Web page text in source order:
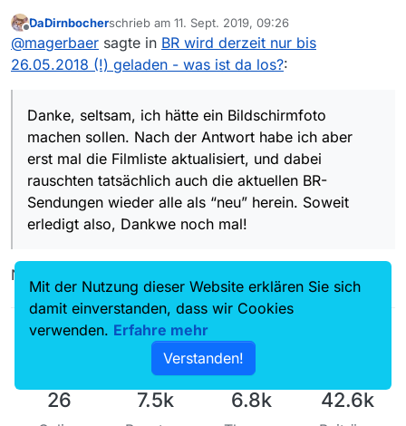
erst mal die Filmliste aktualisiert, und dabei
rauschten tatsächlich auch die aktuellen BR-
Sendungen wieder alle als “neu” herein. Soweit
erledigt also, Dankwe noch mal!
DaDirnbocherschrieb am 11. Sept. 2019, 09:26
zuletzt editiert von
@magerbaer sagte in BR wird derzeit nur bis
26.05.2018 (!) geladen - was ist da los?:
Danke, seltsam, ich hätte ein Bildschirmfoto
machen sollen. Nach der Antwort habe ich aber
erst mal die Filmliste aktualisiert, und dabei
rauschten tatsächlich auch die aktuellen BR-
Sendungen wieder alle als “neu” herein. Soweit
erledigt also, Dankwe noch mal!
Nun, ich denke,
26 7.5k 6.8k 42.6k
Mit der Nutzung dieser Website erklären Sie sich
damit einverstanden, dass wir Cookies
verwenden. Erfahre mehr
Verstanden!